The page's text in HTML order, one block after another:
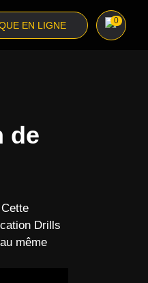
EN LIGNE 0
de
Drills
même